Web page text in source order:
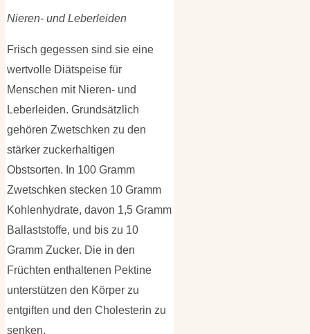
Nieren- und Leberleiden
Frisch gegessen sind sie eine
wertvolle Diätspeise für
Menschen mit Nieren- und
Leberleiden. Grundsätzlich
gehören Zwetschken zu den
stärker zuckerhaltigen
Obstsorten. In 100 Gramm
Zwetschken stecken 10 Gramm
Kohlenhydrate, davon 1,5 Gramm
Ballaststoffe, und bis zu 10
Gramm Zucker. Die in den
Früchten enthaltenen Pektine
unterstützen den Körper zu
entgiften und den Cholesterin zu
senken.